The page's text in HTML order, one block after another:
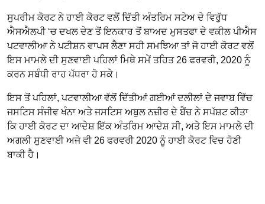
ਸੁਪਰੀਮ ਕੋਰਟ ਨੇ ਹਾਈ ਕੋਰਟ ਵਲੋਂ ਦਿੱਤੀ ਅੰਤਰਿਮ ਸਟੇਅ ਦੇ ਵਿਰੁੱਧ
ਐਸਐਲਪੀ ‘ਚ ਦਖਲ ਦੇਣ ਤੋਂ ਇਨਕਾਰ ਤੋਂ ਬਾਅਦ ਮੁਸਤਫਾ ਦੇ ਵਕੀਲ ਪੀਐਸ
ਪਟਵਾਲੀਆ ਨੇ ਪਟੀਸ਼ਨ ਵਾਪਸ ਲੈਣਾ ਸਹੀ ਸਮਝਿਆ ਤਾਂ ਜੋ ਹਾਈ ਕੋਰਟ ਵਲੋਂ
ਇਸ ਮਾਮਲੇ ਦੀ ਸੁਣਵਾਈ ਪਹਿਲਾਂ ਮਿਥੇ ਸਮੇਂ ਤਹਿਤ 26 ਫਰਵਰੀ, 2020 ਨੂੰ
ਕਰਨ ਸਬੰਧੀ ਰਾਹ ਪੱਧਰਾ ਹੋ ਸਕੇ।
ਇਸ ਤੋਂ ਪਹਿਲਾਂ, ਪਟਵਾਲੀਆ ਵੱਲੋਂ ਦਿੱਤੀਆਂ ਗਈਆਂ ਦਲੀਲਾਂ ਦੇ ਜਵਾਬ ਵਿੱਚ
ਜਸਟਿਸ ਸੰਜੀਵ ਖੰਨਾ ਅਤੇ ਜਸਟਿਸ ਅਬੁਲ ਨਜ਼ੀਰ ਦੇ ਬੈਂਚ ਨੇ ਸਪੱਸ਼ਟ ਕੀਤਾ
ਕਿ ਹਾਈ ਕੋਰਟ ਦਾ ਆਦੇਸ਼ ਇੱਕ ਅੰਤਰਿਮ ਆਦੇਸ਼ ਸੀ, ਅਤੇ ਇਸ ਮਾਮਲੇ ਦੀ
ਅਗਲੀ ਸੁਣਵਾਈ ਅਜੇ ਵੀ 26 ਫਰਵਰੀ 2020 ਨੂੰ ਹਾਈ ਕੋਰਟ ਵਿਚ ਹੋਣੀ
ਬਾਕੀ ਹੈ।